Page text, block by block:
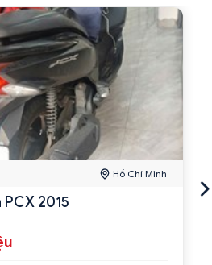
Hồ Chí Minh
PCX 2015